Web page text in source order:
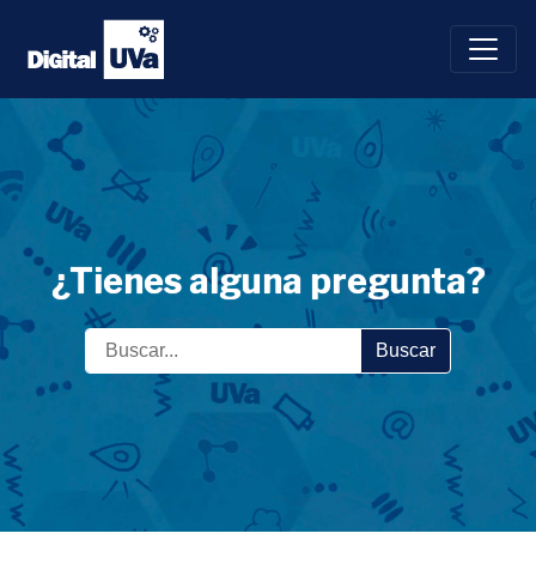
Saltar
contenido
¿Tienes alguna pregunta?
Buscar